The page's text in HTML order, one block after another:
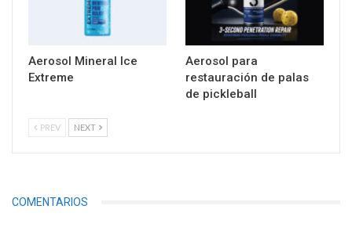
Aerosol Mineral Ice
Extreme
Aerosol para
restauración de palas
de pickleball
PREV NEXT
COMENTARIOS